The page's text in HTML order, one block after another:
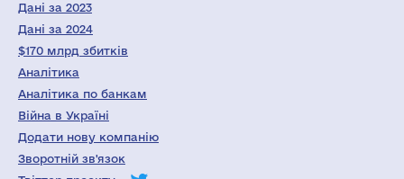
Дані за 2023
Дані за 2024
$170 млрд збитків
Аналітика
Аналітика по банкам
Війна в Україні
Додати нову компанію
Зворотній зв'язок